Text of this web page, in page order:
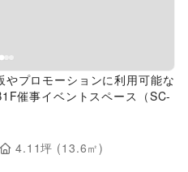
やプロモーションに利用可能な
催事イベントスペース（SC-
4.11坪 (13.6㎡)